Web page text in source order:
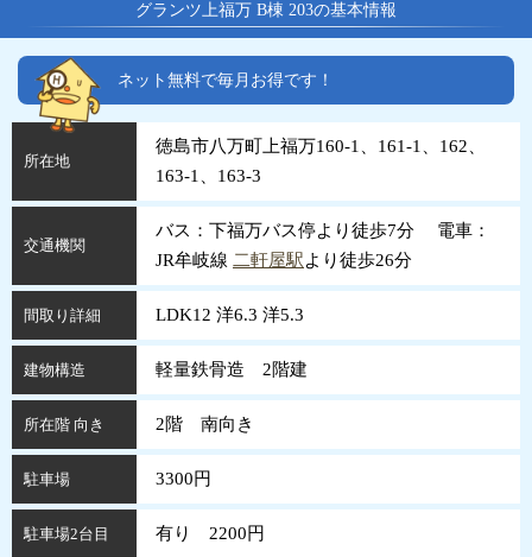
グランツ上福万 B棟 203の基本情報
ネット無料で毎月お得です！
所在地
徳島市八万町上福万160-1、161-1、162、
163-1、163-3
交通機関
バス：下福万バス停より徒歩7分 電車：
JR牟岐線 二軒屋駅より徒歩26分
間取り詳細 LDK12 洋6.3 洋5.3
建物構造 軽量鉄骨造 2階建
所在階 向き 2階 南向き
駐車場 3300円
駐車場2台目 有り 2200円